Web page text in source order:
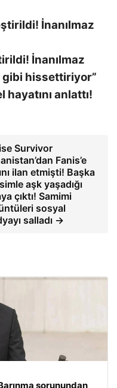
İnanılmaz
hissettiriyor”
hayatını anlattı!
Survivor
Fanis’e
ilan etmişti! Başka
aşk yaşadığı
çıktı! Samimi
sosyal
salladı →
sorunundan